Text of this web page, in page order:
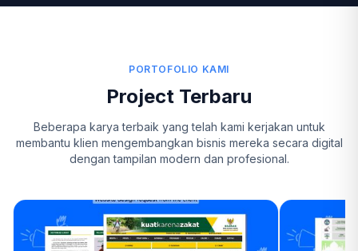
PORTOFOLIO KAMI
Project Terbaru
Beberapa karya terbaik yang telah kami kerjakan untuk
membantu klien mengembangkan bisnis mereka secara digital
dengan tampilan modern dan profesional.